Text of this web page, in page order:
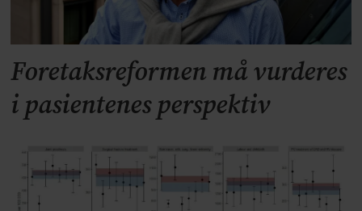
Foretaksreformen må vurderes
i pasientenes perspektiv